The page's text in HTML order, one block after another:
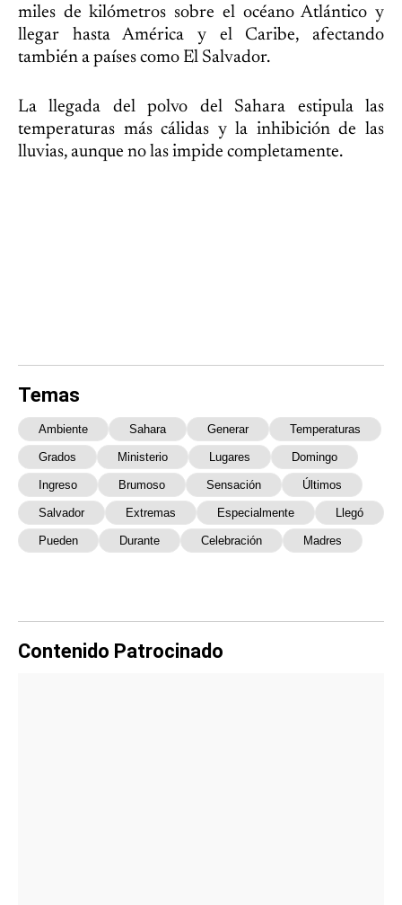
miles de kilómetros sobre el océano Atlántico y
llegar hasta América y el Caribe, afectando
también a países como El Salvador.
La llegada del polvo del Sahara estipula las
temperaturas más cálidas y la inhibición de las
lluvias, aunque no las impide completamente.
Temas
Ambiente Sahara Generar Temperaturas
Grados Ministerio Lugares Domingo
Ingreso Brumoso Sensación Últimos
Salvador Extremas Especialmente Llegó
Pueden Durante Celebración Madres
Contenido Patrocinado